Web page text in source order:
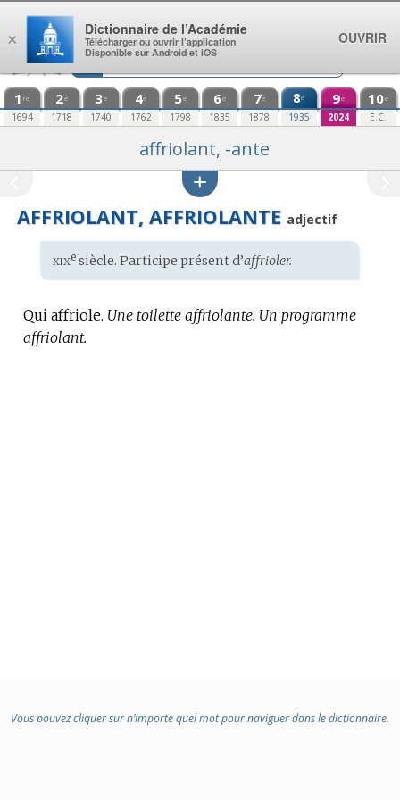
Aller au contenu
1 re
1694
2e
1718
3e
1740
4e
1762
5e
1798
6e
1835
7e
1878
8e
1935
9e
2024
10e
E.C.
affriolant, -ante
AFFRIOLANT, AFFRIOLANTE adjectif
Étymologie
:
xixesiècle. Participe présent d’affrioler.
Qui affriole. Une toilette affriolante. Un programme
affriolant.
Vous pouvez cliquer sur n’importe quel mot pour naviguer dans le dictionnaire.
×
Dictionnaire de l’Académie
Télécharger ou ouvrir l’application
Disponible sur Android et iOS
OUVRIR